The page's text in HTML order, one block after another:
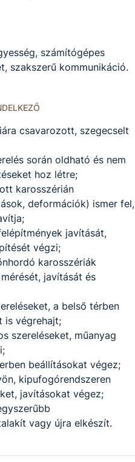
Technikum, Szakképző
Erki Tímea))
számítógépes
szakszerű kommunikáció.
csavarozott, szegecselt
során oldható és nem
hoz létre;
karosszérián
deformációk) ismer fel,
javítását,
végzi;
karosszériák
javítását és
a belső térben
is végrehajt;
szereléseket, műanyag
beállításokat végez;
kipufogórendszeren
javításokat végez;
vagy újra elkészít.